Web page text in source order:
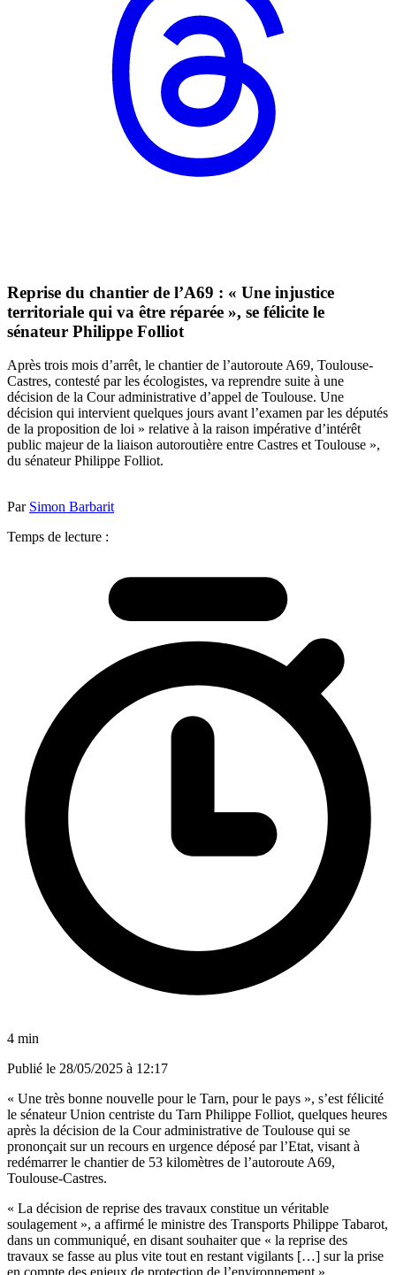
Reprise du chantier de l’A69 : « Une injustice
territoriale qui va être réparée », se félicite le
sénateur Philippe Folliot
Après trois mois d’arrêt, le chantier de l’autoroute A69, Toulouse-
Castres, contesté par les écologistes, va reprendre suite à une
décision de la Cour administrative d’appel de Toulouse. Une
décision qui intervient quelques jours avant l’examen par les députés
de la proposition de loi » relative à la raison impérative d’intérêt
public majeur de la liaison autoroutière entre Castres et Toulouse »,
du sénateur Philippe Folliot.
Par Simon Barbarit
Temps de lecture :
4 min
Publié le 28/05/2025 à 12:17
« Une très bonne nouvelle pour le Tarn, pour le pays », s’est félicité
le sénateur Union centriste du Tarn Philippe Folliot, quelques heures
après la décision de la Cour administrative de Toulouse qui se
prononçait sur un recours en urgence déposé par l’Etat, visant à
redémarrer le chantier de 53 kilomètres de l’autoroute A69,
Toulouse-Castres.
« La décision de reprise des travaux constitue un véritable
soulagement », a affirmé le ministre des Transports Philippe Tabarot,
dans un communiqué, en disant souhaiter que « la reprise des
travaux se fasse au plus vite tout en restant vigilants […] sur la prise